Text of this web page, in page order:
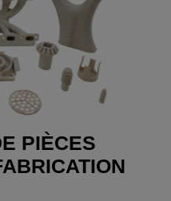
PIÈCES